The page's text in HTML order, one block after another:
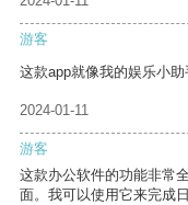
游客
这款app就像我的娱乐小助
2024-01-11
游客
这款办公软件的功能非常
面。我可以使用它来完成